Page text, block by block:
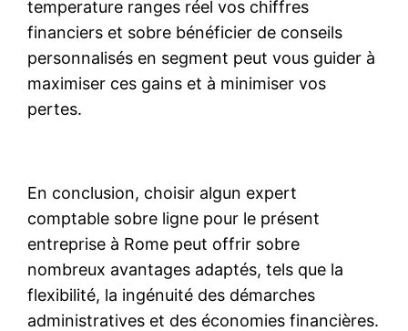
temperature ranges réel vos chiffres
financiers et sobre bénéficier de conseils
personnalisés en segment peut vous guider à
maximiser ces gains et à minimiser vos
pertes.
En conclusion, choisir algun expert
comptable sobre ligne pour le présent
entreprise à Rome peut offrir sobre
nombreux avantages adaptés, tels que la
flexibilité, la ingénuité des démarches
administratives et des économies financières.